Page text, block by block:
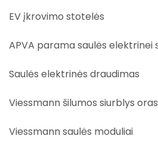
EV įkrovimo stotelės
APVA parama saulės elektrinei
Saulės elektrinės draudimas
Viessmann šilumos siurblys
Viessmann saulės moduliai